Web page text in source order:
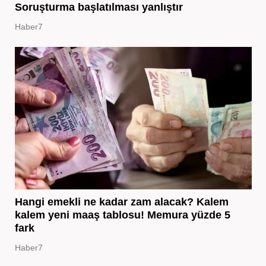
Soruşturma başlatılması yanlıştır
Haber7
Hangi emekli ne kadar zam alacak? Kalem
kalem yeni maaş tablosu! Memura yüzde 5
fark
Haber7